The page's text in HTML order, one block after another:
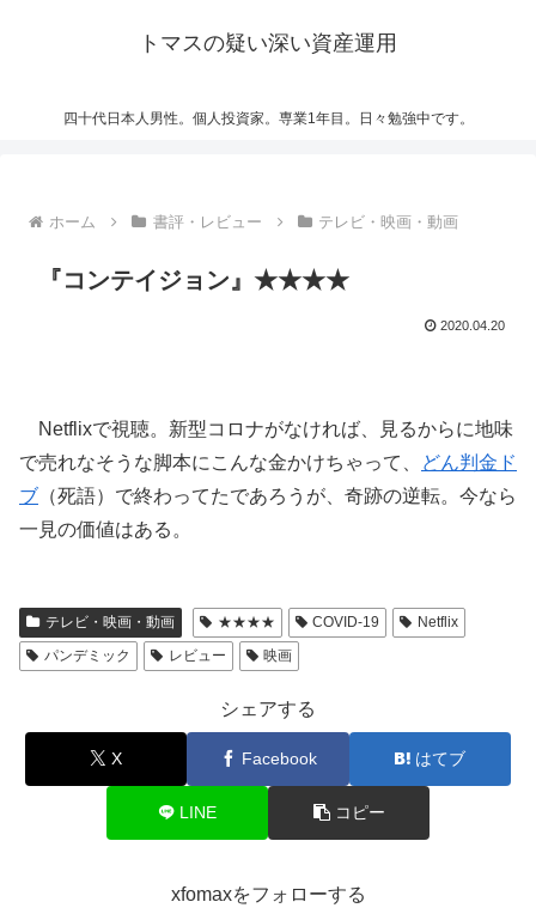
トマスの疑い深い資産運用
四十代日本人男性。個人投資家。専業1年目。日々勉強中です。
ホーム 書評・レビュー テレビ・映画・動画
『コンテイジョン』★★★★
2020.04.20
Netflixで視聴。新型コロナがなければ、見るからに地味
で売れなそうな脚本にこんな金かけちゃって、
どん判金ド
ブ （死語）で終わってたであろうが、奇跡の逆転。今なら
一見の価値はある。
テレビ・映画・動画 ★★★★ COVID-19
Netflix
パンデミック
レビュー 映画
シェアする
X Facebook はてブ
LINE コピー
xfomaxをフォローする